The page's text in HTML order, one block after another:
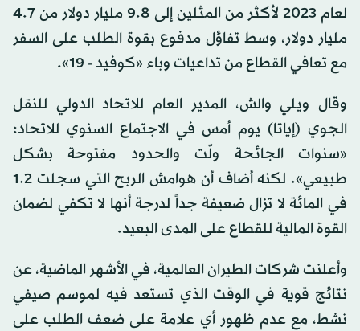
لعام 2023 لأكثر من المثلين إلى 9.8 مليار دولار من 4.7
مليار دولار، وسط تفاؤل مدفوع بقوة الطلب على السفر
مع تعافي القطاع من تداعيات وباء «كوفيد - 19».
وقال ويلي والش، المدير العام للاتحاد الدولي للنقل
الجوي (إياتا) يوم أمس في الاجتماع السنوي للاتحاد:
«سنوات الجائحة ولّت والحدود مفتوحة بشكل
طبيعي». لكنه أضاف أن هوامش الربح التي سجلت 1.2
في المائة لا تزال ضعيفة جداً لدرجة أنها لا تكفي لضمان
القوة المالية للقطاع على المدى البعيد.
وأعلنت شركات الطيران العالمية، في الأشهر الماضية، عن
نتائج قوية في الوقت الذي تستعد فيه لموسم صيفي
نشط، مع عدم ظهور أي علامة على ضعف الطلب على